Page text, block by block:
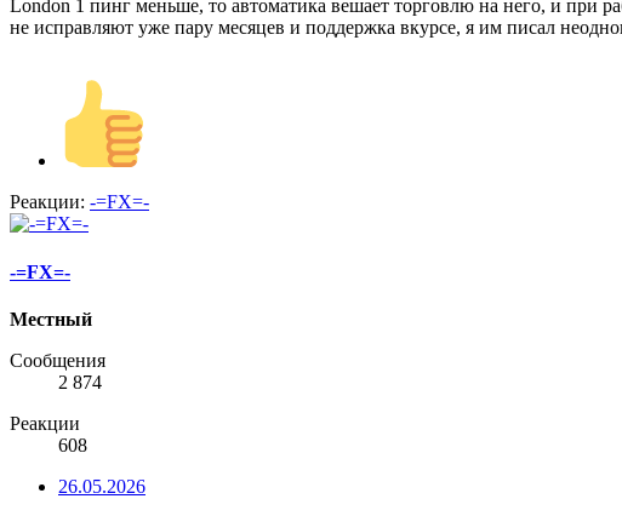
London 1 пинг меньше, то автоматика вешает торговлю на него, и при
не исправляют уже пару месяцев и поддержка вкурсе, я им писал
Реакции: -=FX=-
-=FX=-
Местный
Сообщения
2 874
Реакции
608
26.05.2026